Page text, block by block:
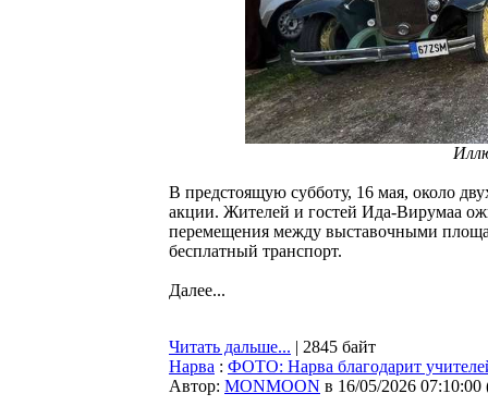
В предстоящую субботу, 16 мая, около
акции. Жителей и гостей Ида-Вирумаа
перемещения между выставочными
бесплатный транспорт.
Далее...
Читать дальше... | 2845 байт
Нарва : ФОТО: Нарва благодарит
Автор: MONMOON в 16/05/2026 07:10:00